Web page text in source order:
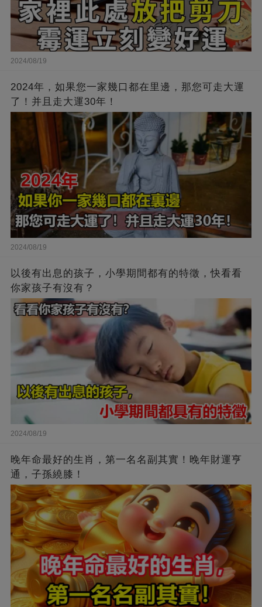
2024/08/19
2024年，如果您一家幾口都在里邊，那您可走大運
了！并且走大運30年！
2024/08/19
以後有出息的孩子，小學期間都有的特徵，快看看
你家孩子有沒有？
2024/08/19
晚年命最好的生肖，第一名名副其實！晚年財運亨
通，子孫繞膝！